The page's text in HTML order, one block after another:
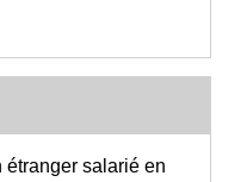
salarié en